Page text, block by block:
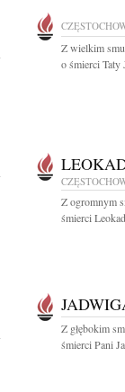
Z wielkim
o śmierci Taty
Z ogromnym
śmierci
Z głębokim
śmierci Pani